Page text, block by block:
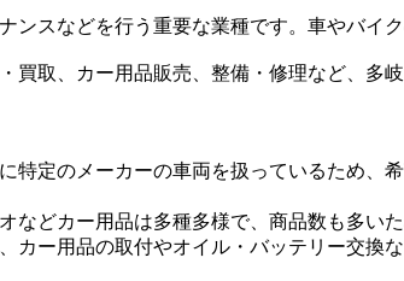
ンスなどを行う重要な業種です。車やバイ
買取、カー用品販売、整備・修理など、
特定のメーカーの車両を扱っているため
などカー用品は多種多様で、商品数も多い
カー用品の取付やオイル・バッテリー交換